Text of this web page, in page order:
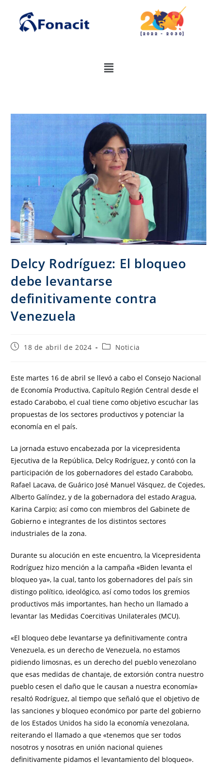
Delcy Rodríguez: El bloqueo
debe levantarse
definitivamente contra
Venezuela
18 de abril de 2024 Noticia
Este martes 16 de abril se llevó a cabo el Consejo Nacional
de Economía Productiva, Capítulo Región Central desde el
estado Carabobo, el cual tiene como objetivo escuchar las
propuestas de los sectores productivos y potenciar la
economía en el país.
La jornada estuvo encabezada por la vicepresidenta
Ejecutiva de la República, Delcy Rodríguez, y contó con la
participación de los gobernadores del estado Carabobo,
Rafael Lacava, de Guárico José Manuel Vásquez, de Cojedes,
Alberto Galíndez, y de la gobernadora del estado Aragua,
Karina Carpio; así como con miembros del Gabinete de
Gobierno e integrantes de los distintos sectores
industriales de la zona.
Durante su alocución en este encuentro, la Vicepresidenta
Rodríguez hizo mención a la campaña «Biden levanta el
bloqueo ya», la cual, tanto los gobernadores del país sin
distingo político, ideológico, así como todos los gremios
productivos más importantes, han hecho un llamado a
levantar las Medidas Coercitivas Unilaterales (MCU).
«El bloqueo debe levantarse ya definitivamente contra
Venezuela, es un derecho de Venezuela, no estamos
pidiendo limosnas, es un derecho del pueblo venezolano
que esas medidas de chantaje, de extorsión contra nuestro
pueblo cesen el daño que le causan a nuestra economía»
resaltó Rodríguez, al tiempo que señaló que el objetivo de
las sanciones y bloqueo económico por parte del gobierno
de los Estados Unidos ha sido la economía venezolana,
reiterando el llamado a que «tenemos que ser todos
nosotros y nosotras en unión nacional quienes
definitivamente pidamos el levantamiento del bloqueo».